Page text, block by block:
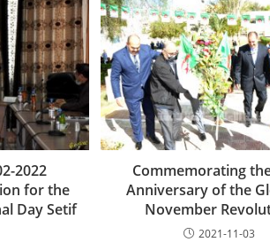
2022
for the
Day Setif
Commemorating
Anniversary of the
November
2021-11-03